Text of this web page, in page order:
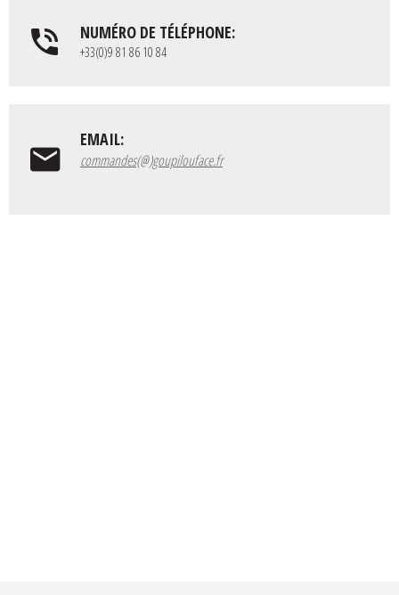
NUMÉRO DE TÉLÉPHONE:
+33(0)9 81 86 10 84
EMAIL:
commandes(@)goupilouface.fr